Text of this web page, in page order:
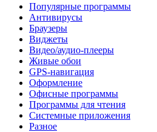
Популярные программы
Антивирусы
Браузеры
Виджеты
Видео/аудио-плееры
Живые обои
GPS-навигация
Оформление
Офисные программы
Программы для чтения
Системные приложения
Разное